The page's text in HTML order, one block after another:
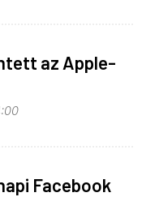
az Apple-
Facebook